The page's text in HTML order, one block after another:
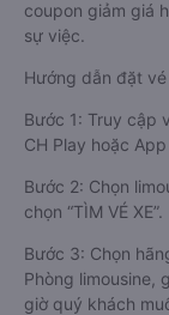
coupon giảm giá
sự việc.
Hướng dẫn đặt
Bước 1: Truy cập
CH Play hoặc
Bước 2: Chọn
chọn “TÌM VÉ XE”.
Bước 3: Chọn
Phòng limousine,
giờ quý khách